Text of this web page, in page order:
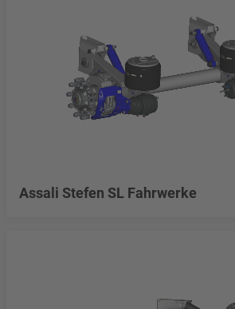
Assali Stefen SL Fahrwerke